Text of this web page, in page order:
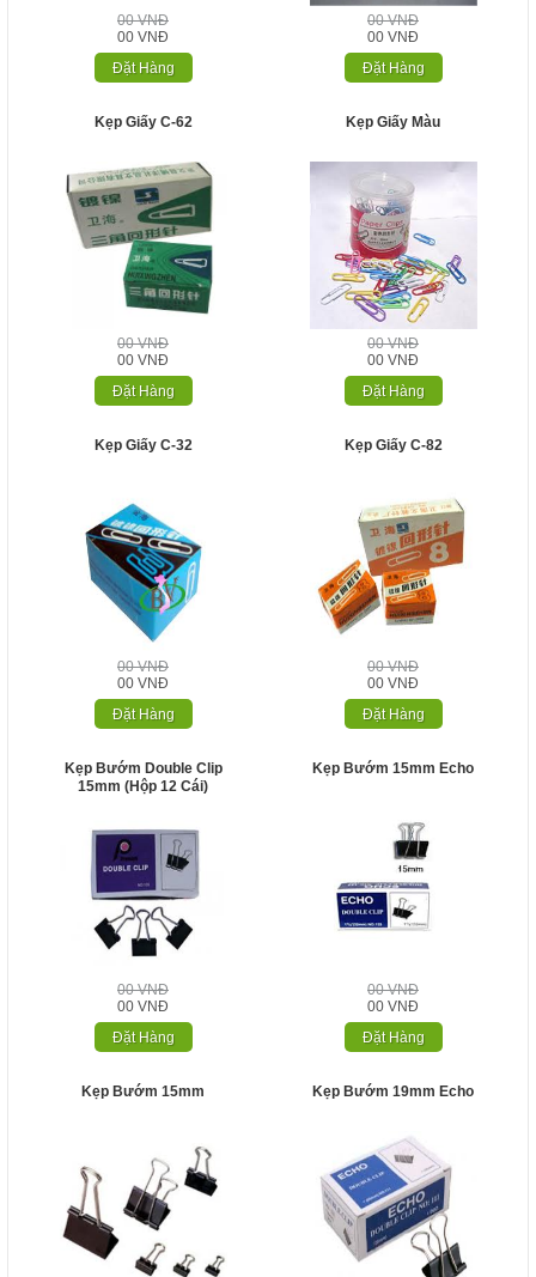
00 VNĐ
00 VNĐ
Đặt Hàng
00 VNĐ
00 VNĐ
Đặt Hàng
Kẹp Giấy C-62
00 VNĐ
00 VNĐ
Đặt Hàng
Kẹp Giấy Màu
00 VNĐ
00 VNĐ
Đặt Hàng
Kẹp Giấy C-32
00 VNĐ
00 VNĐ
Đặt Hàng
Kẹp Giấy C-82
00 VNĐ
00 VNĐ
Đặt Hàng
Kẹp Bướm Double Clip
15mm (hộp 12 Cái)
00 VNĐ
00 VNĐ
Đặt Hàng
Kẹp Bướm 15mm Echo
00 VNĐ
00 VNĐ
Đặt Hàng
Kẹp Bướm 15mm Kẹp Bướm 19mm Echo